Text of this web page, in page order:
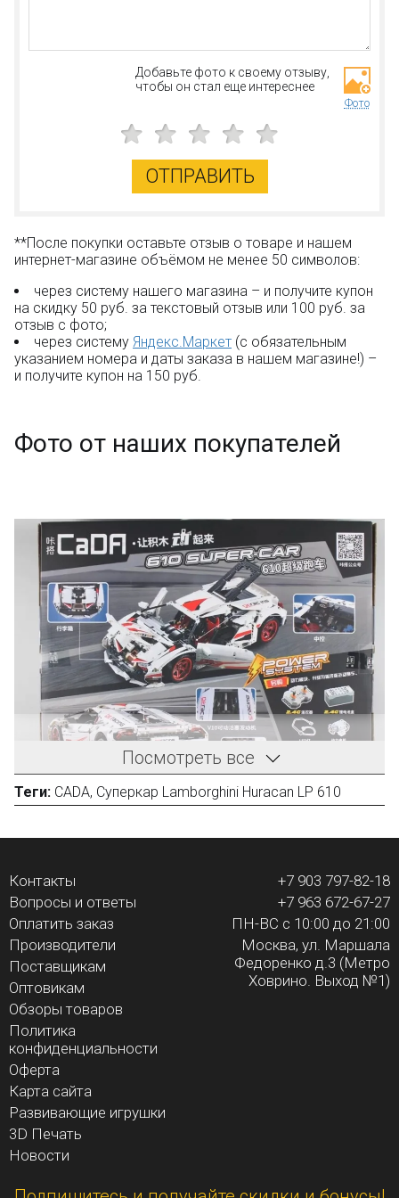
Новые акции и конкурсы каждый месяц;
Качественные конструкторы и другие игрушки по
Остались вопросы?Посмотрите раздел:
Добавьте фото к своему отзыву,
чтобы он стал еще интереснее
Фото
ОТПРАВИТЬ
**После покупки оставьте отзыв о товаре и нашем
интернет-магазине объёмом не менее 50 символов:
через систему нашего магазина – и получите купон
на скидку 50 руб. за текстовый отзыв или 100 руб. за
отзыв с фото;
через систему Яндекс.Маркет (с обязательным
указанием номера и даты заказа в нашем магазине!) –
и получите купон на 150 руб.
Фото от наших покупателей
ПЕРЕЙТИ В ФОТООБЗОР
Посмотреть все
Теги: CADA, Суперкар Lamborghini Huracan LP 610
Контакты
Вопросы и ответы
Оплатить заказ
Производители
Поставщикам
Оптовикам
Обзоры товаров
Политика
конфиденциальности
Оферта
Карта сайта
Развивающие игрушки
3D Печать
Новости
+7 903 797-82-18
+7 963 672-67-27
ПН-ВС с 10:00 до 21:00
Москва, ул. Маршала
Федоренко д.3 (Метро
Ховрино. Выход №1)